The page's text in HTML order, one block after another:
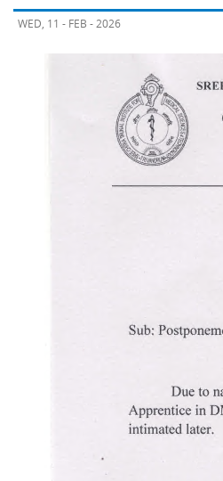
WED, 11 - FEB - 2026